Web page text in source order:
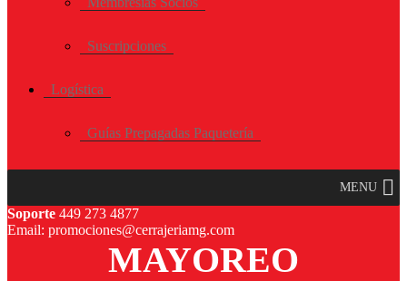
Suscripciones
Logística
Guías Prepagadas Paquetería
MENU
Soporte 449 273 4877
Email: promociones@cerrajeriamg.com
MAYOREO